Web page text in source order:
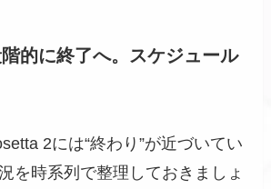
的に終了へ。スケジュール
2には“終わり”が近づいてい
を時系列で整理しておきましょ